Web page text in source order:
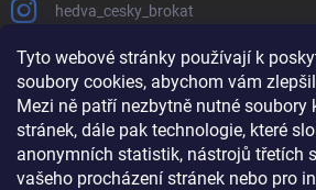
Tyto webové stránky používají k
soubory cookies, abychom vám
Mezi ně patří nezbytně nutné soubory
stránek, dále pak technologie, které
anonymních statistik, nástrojů třetích
vašeho procházení stránek nebo pro
hedva_cesky_brokat
https://www.youtube.com/channel/
Copyright 2026Hedva ČESKÝ BROKÁT .
nastavení cookies